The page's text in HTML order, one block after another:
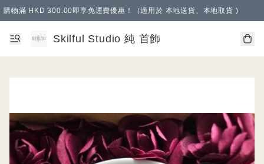
購物滿 HKD 300.00即享免運費優惠！（適用於 本地送貨、本地取貨 )
Skilful Studio 純 首飾